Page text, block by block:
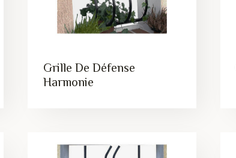
Grille De Défense
Harmonie